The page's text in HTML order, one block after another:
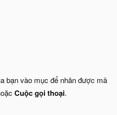
bạn vào mục để nhân được mã
Cuộc gọi thoại.